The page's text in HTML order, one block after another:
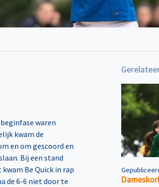
waren
kwam de
en om gescoord en
Bij een stand
Be Quick in rap
de 6-6 niet door te